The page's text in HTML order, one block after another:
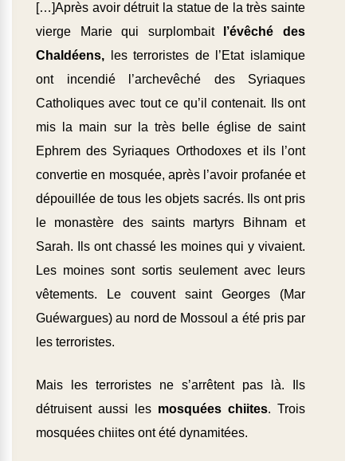
[…]Après avoir détruit la statue de la très sainte
vierge Marie qui surplombait
l’évêché des
Chaldéens, les terroristes de l’Etat islamique
ont incendié l’archevêché des Syriaques
Catholiques avec tout ce qu’il contenait. Ils ont
mis la main sur la très belle église de saint
Ephrem des Syriaques Orthodoxes et ils l’ont
convertie en mosquée, après l’avoir profanée et
dépouillée de tous les objets sacrés. Ils ont pris
le monastère des saints martyrs Bihnam et
Sarah. Ils ont chassé les moines qui y vivaient.
Les moines sont sortis seulement avec leurs
vêtements. Le couvent saint Georges (Mar
Guéwargues) au nord de Mossoul a été pris par
les terroristes.
Mais les terroristes ne s’arrêtent pas là. Ils
détruisent aussi les mosquées chiites. Trois
mosquées chiites ont été dynamitées.